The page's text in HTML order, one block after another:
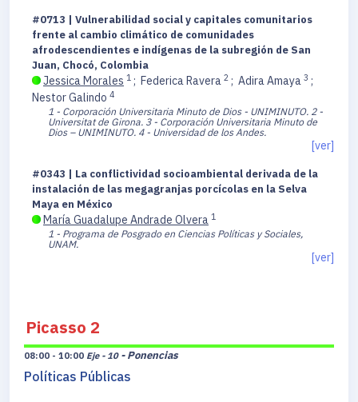
#0713 | Vulnerabilidad social y capitales comunitarios
frente al cambio climático de comunidades
afrodescendientes e indígenas de la subregión de San
Juan, Chocó, Colombia
Jessica Morales 1 ; Federica Ravera 2 ; Adira Amaya 3 ;
Nestor Galindo 4
1 - Corporación Universitaria Minuto de Dios - UNIMINUTO. 2 -
Universitat de Girona. 3 - Corporación Universitaria Minuto de
Dios – UNIMINUTO. 4 - Universidad de los Andes.
[ver]
#0343 | La conflictividad socioambiental derivada de la
instalación de las megagranjas porcícolas en la Selva
Maya en México
María Guadalupe Andrade Olvera 1
1 - Programa de Posgrado en Ciencias Políticas y Sociales,
UNAM.
[ver]
Picasso 2
08:00 - 10:00 Eje - 10 - Ponencias
Políticas Públicas